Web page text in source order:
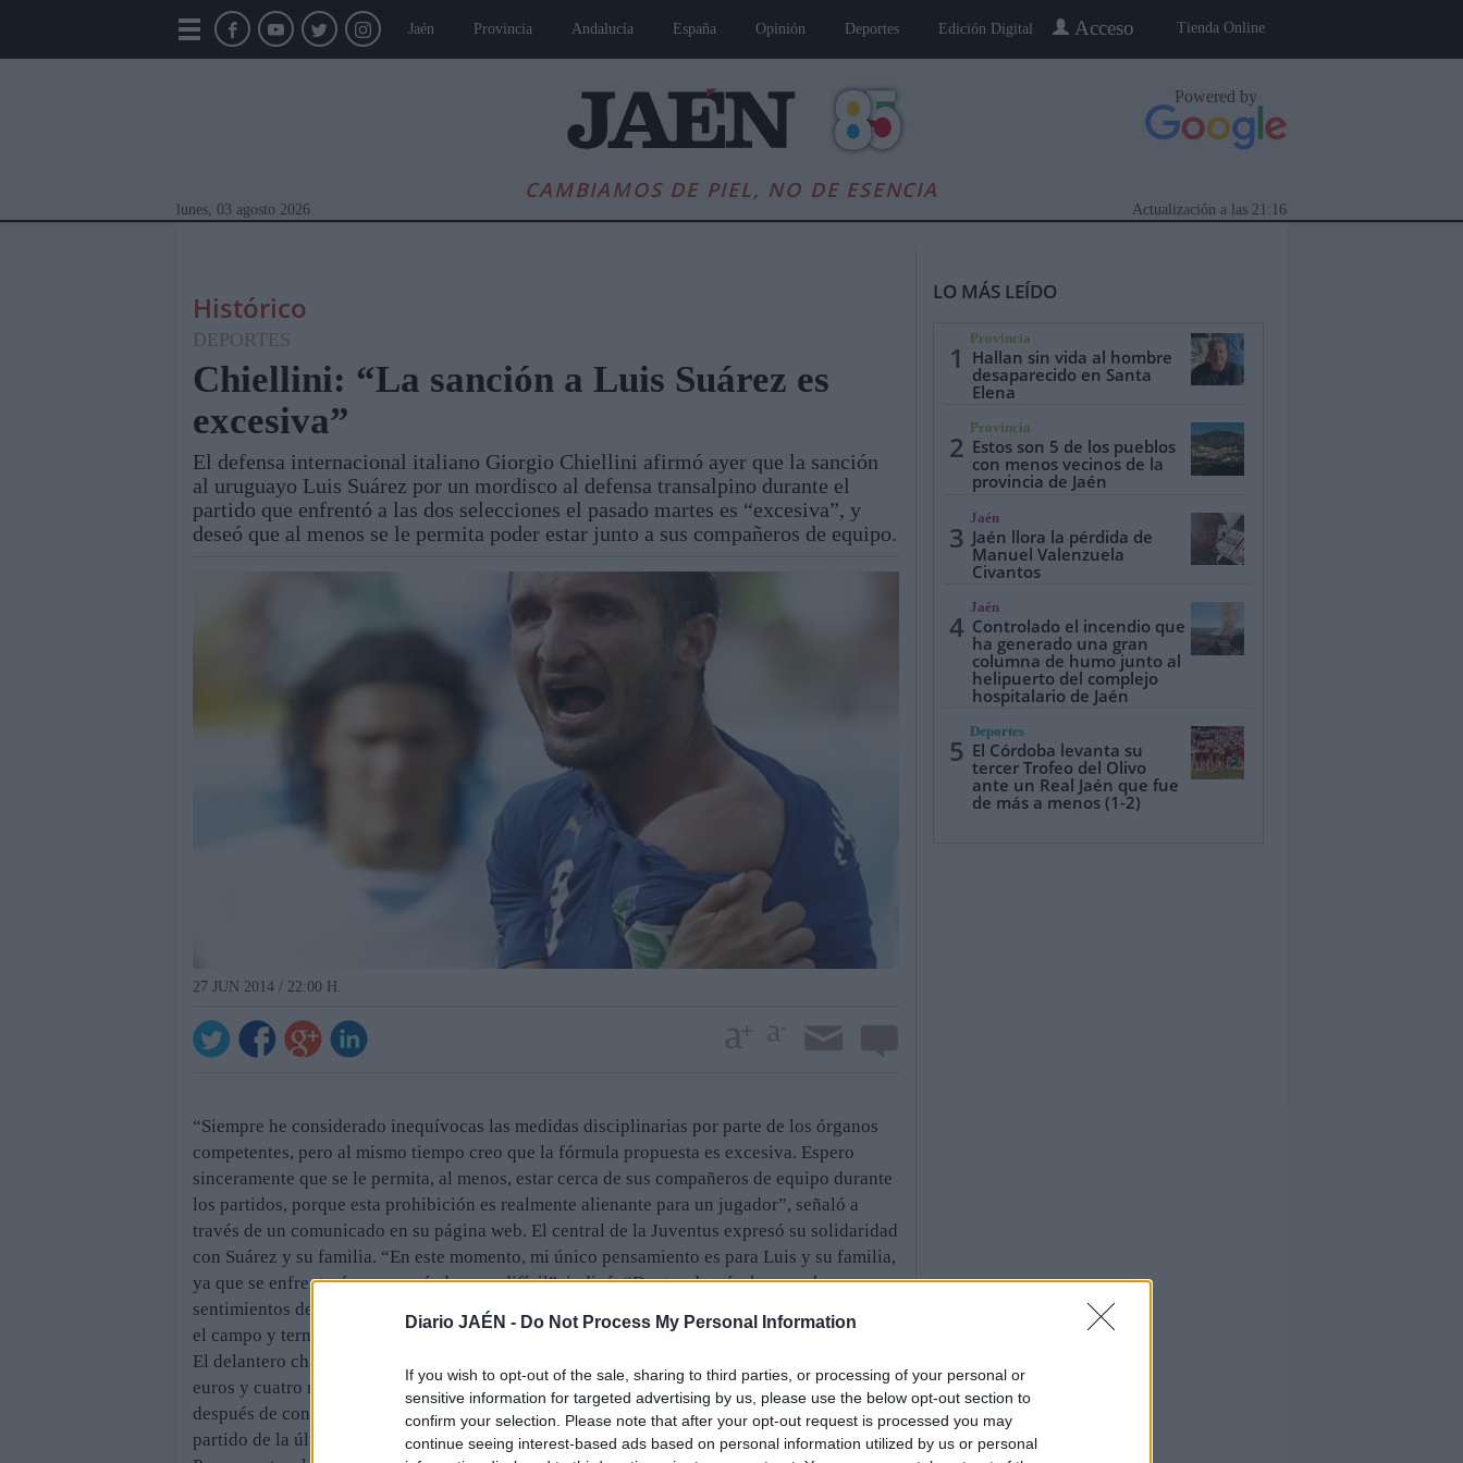
Diario JAÉN - Do Not Process My Personal Information
If you wish to opt-out of the sale, sharing to third parties, or processing of your personal or
sensitive information for targeted advertising by us, please use the below opt-out section to
confirm your selection. Please note that after your opt-out request is processed you may
continue seeing interest-based ads based on personal information utilized by us or personal
Tienda Online
Acceso
Jaén Provincia Andalucía España Opinión Deportes Edición Digital
CAMBIAMOS DE PIEL, NO DE ESENCIA
Powered by
lunes, 03 agosto 2026 21:16
Actualización a las
Módulos Portada Jaén Jaén, Pueblo a Pueblo Especiales
Histórico
DEPORTES
Chiellini: “La sanción a Luis Suárez es
excesiva”
El defensa internacional italiano Giorgio Chiellini afirmó ayer que la sanción
al uruguayo Luis Suárez por un mordisco al defensa transalpino durante el
partido que enfrentó a las dos selecciones el pasado martes es “excesiva”, y
deseó que al menos se le permita poder estar junto a sus compañeros de equipo.
27 JUN 2014 / 22:00 H.
“Siempre he considerado inequívocas las medidas disciplinarias por parte de los órganos
competentes, pero al mismo tiempo creo que la fórmula propuesta es excesiva. Espero
sinceramente que se le permita, al menos, estar cerca de sus compañeros de equipo durante
los partidos, porque esta prohibición es realmente alienante para un jugador”, señaló a
través de un comunicado en su página web. El central de la Juventus expresó su solidaridad
con Suárez y su familia. “En este momento, mi único pensamiento es para Luis y su familia,
ya que se enfrentarán a un período muy difícil”, indicó. “Dentro de mí, ahora no hay
sentimientos de alegría, de ira o de venganza contra Suárez por un incidente que ocurrió en
el campo y terminó allí. Quedan sólo la ira y la decepción por el partido perdido”, continuó.
El delantero charrúa fue suspendido el jueves con nueve partidos con Uruguay, 82.000
euros y cuatro meses de inhabilitación para “cualquier actividad relacionada con el fútbol”,
después de considerarle culpable de morder el hombro de Giorgio Chiellini durante el
partido de la última jornada de la fase de grupos del Mundial ante Italia.
LO MÁS LEÍDO
1
Provincia
Hallan sin vida al hombre
desaparecido en Santa
Elena
2
Provincia
Estos son 5 de los pueblos
con menos vecinos de la
provincia de Jaén
3
Jaén
Jaén llora la pérdida de
Manuel Valenzuela
Civantos
4
Jaén
Controlado el incendio que
ha generado una gran
columna de humo junto al
helipuerto del complejo
hospitalario de Jaén
5
Deportes
El Córdoba levanta su
tercer Trofeo del Olivo
ante un Real Jaén que fue
de más a menos (1-2)